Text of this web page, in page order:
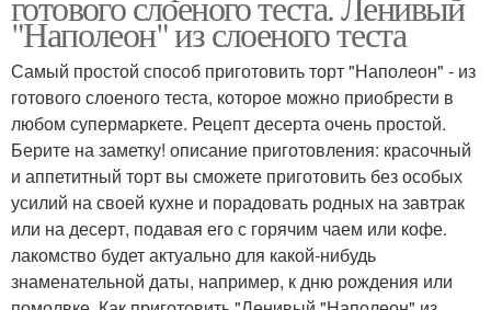
"Наполеон" из слоеного теста
Самый простой способ приготовить торт "Наполеон" - из
готового слоеного теста, которое можно приобрести в
любом супермаркете. Рецепт десерта очень простой.
Берите на заметку! описание приготовления: красочный
и аппетитный торт вы сможете приготовить без особых
усилий на своей кухне и порадовать родных на завтрак
или на десерт, подавая его с горячим чаем или кофе.
лакомство будет актуально для какой-нибудь
знаменательной даты, например, к дню рождения или